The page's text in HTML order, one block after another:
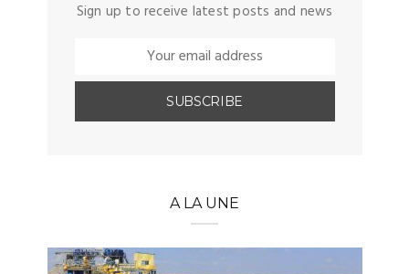
Sign up to receive latest posts and news
A LA UNE